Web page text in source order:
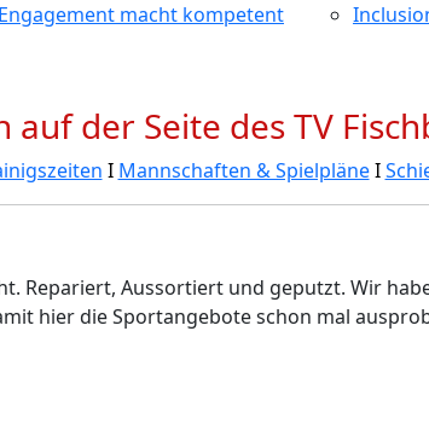
Engagement macht kompetent
der Seite des TV
Ι Mannschaften & Spielpläne Ι
Repariert, Aussortiert und geputzt. Wir
hier die Sportangebote schon mal